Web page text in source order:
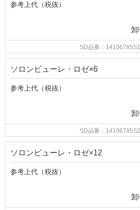
参考上代（税抜）
SD品番：14106785S1
ソロンビューレ・ロゼ×6
参考上代（税抜）
SD品番：14106785S2
ソロンビューレ・ロゼ×12
参考上代（税抜）